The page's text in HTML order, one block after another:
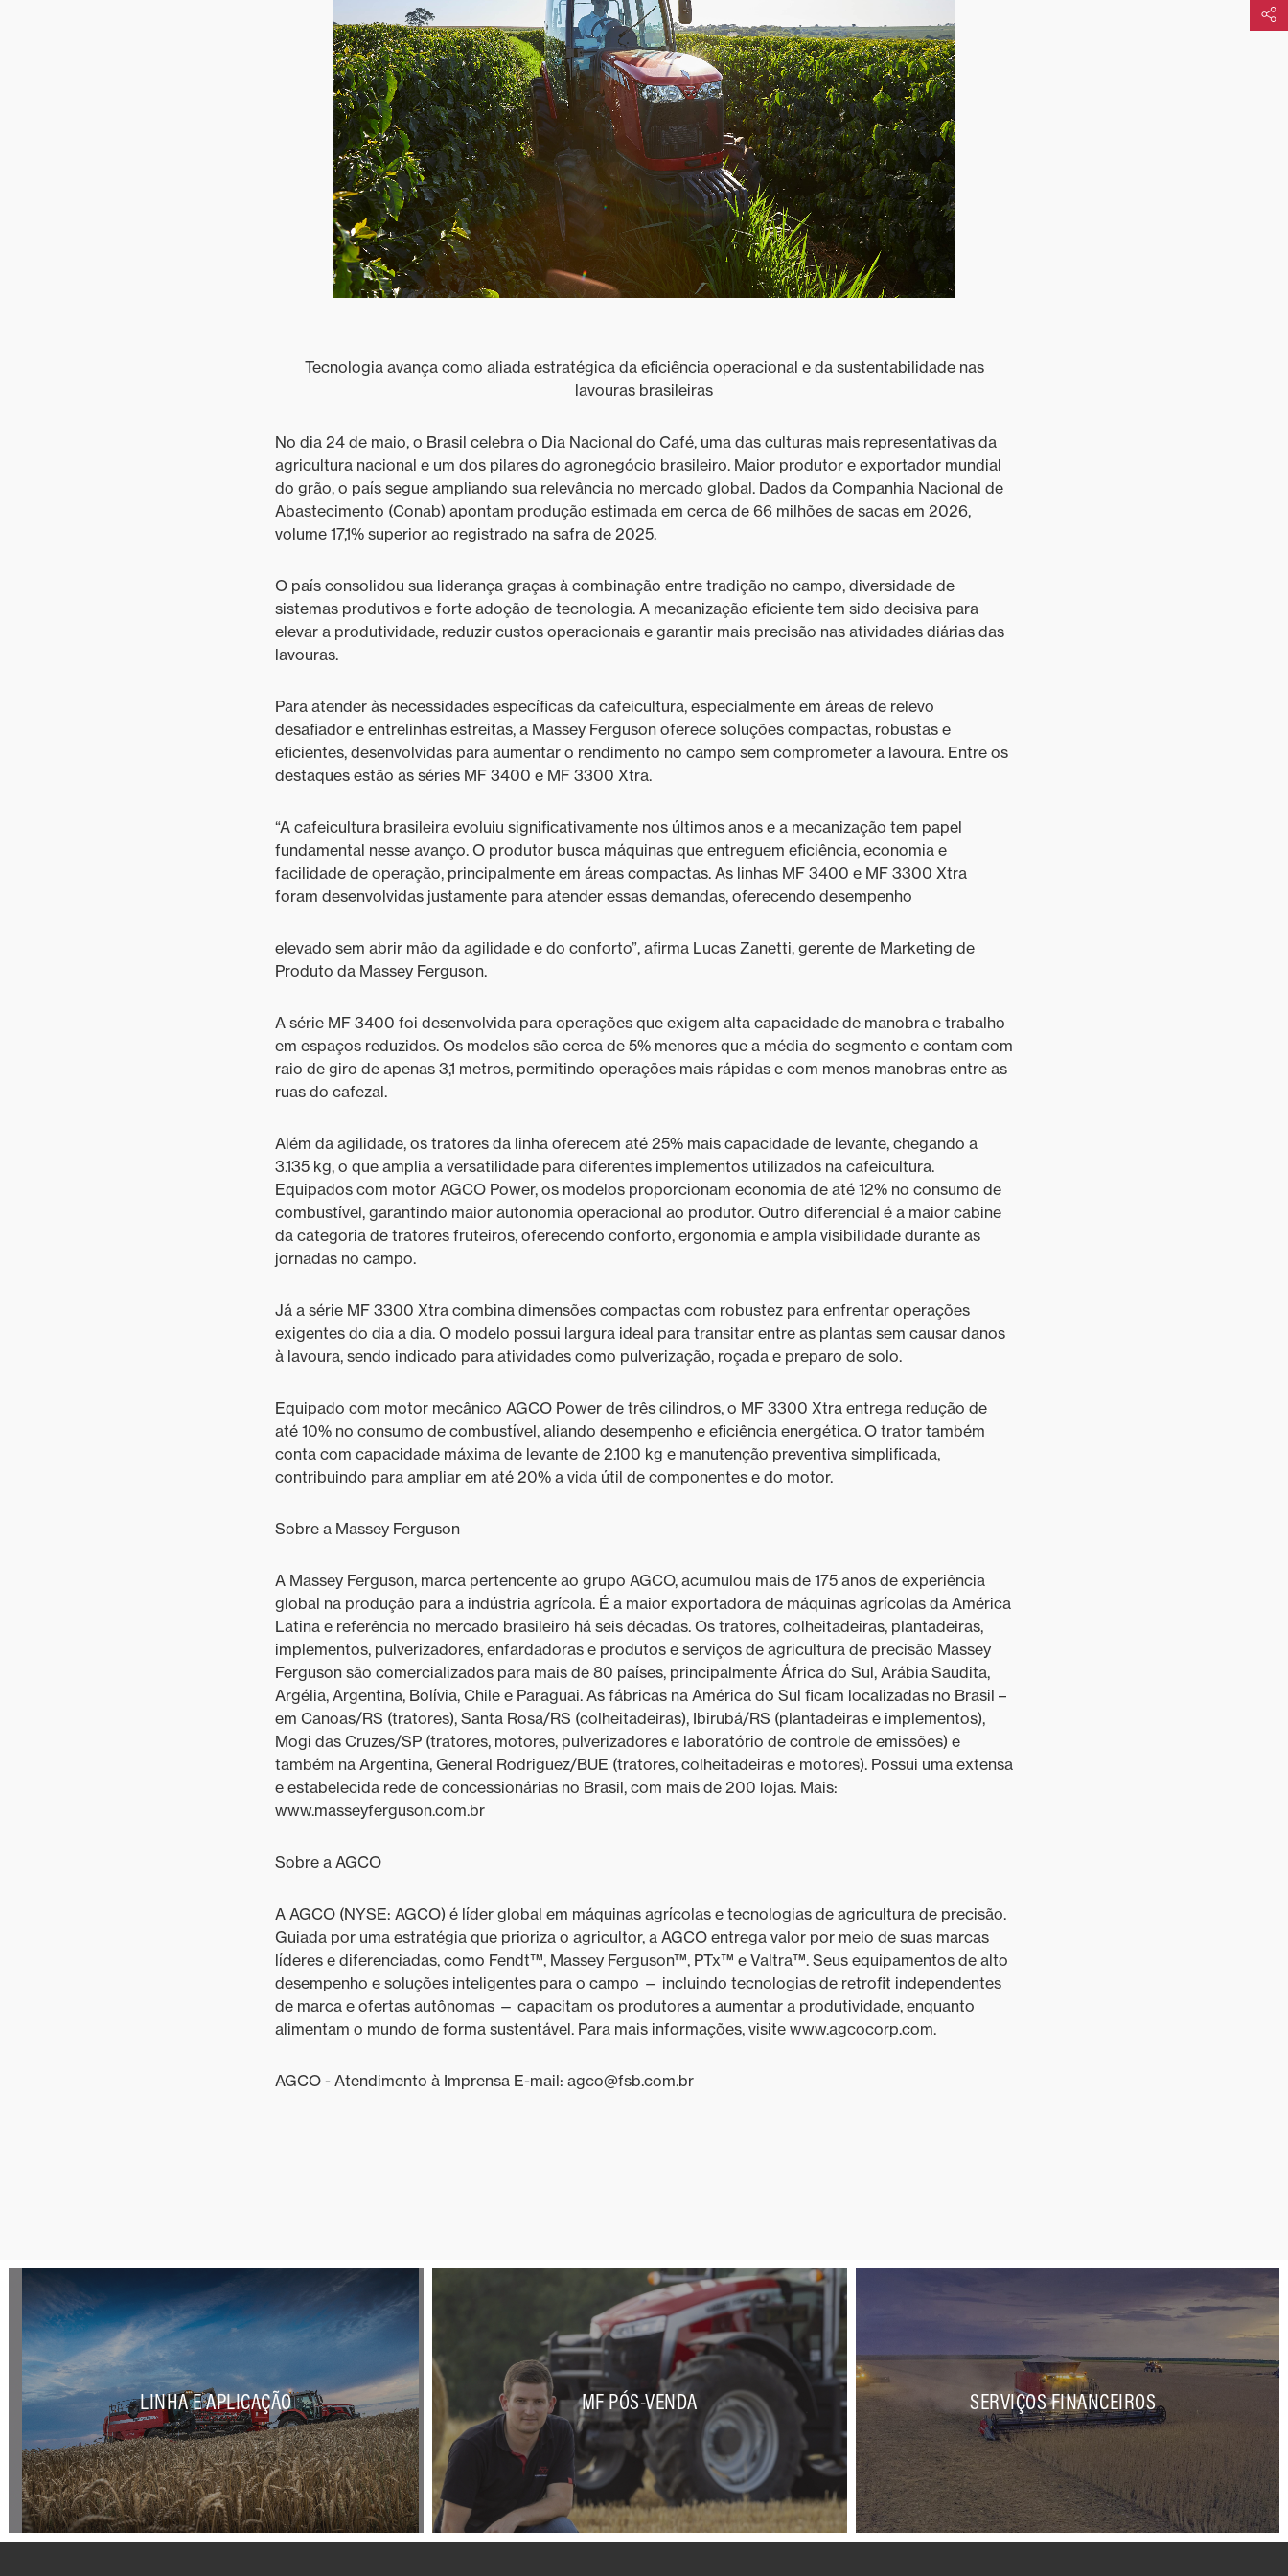
Massey Ferguson apresenta
soluções inteligentes e de alto
desempenho na Bahia Farm
Show
Nova enfardadora da Massey
Ferguson otimiza o processo de
logística da palha da cana-de-
açúcar para geração de energia
limpa
Massey Ferguson apresenta o
trator MF 8S ao mercado
pequenas e médias propriedades
economizam tempo e dinheiro no
campo
Massey Ferguson apresenta
inovações para o campo na
Coopercitrus Expo 2025
Tecnologia de precisão da
Massey Ferguson transforma a
pulverização em aliada da
rentabilidade no campo
evitá-las
Parceria garante formação
gratuita em máquinas agrícolas
Avanço do percentual de
biodiesel no diesel requer
cuidados extras com máquinas
Do arroz à soja, Massey Ferguson
mostra a versatilidade de suas
Força e eficiência das máquinas
agrícolas transformam
Massey Ferguson é a marca mais
bem avaliada entre os
fabricantes de máquinas
agrícolas, revela pesquisa
Fenabrave
Inovação na indústria de
máquinas agrícolas para
enfrentar mudanças climáticas
novas habilidades dos
mecânicos agrícolas
Mecânico de Jataí (GO) está entre
entre os competidores de reality
show da Massey Ferguson
Mecânico de Lucas do Rio Verde
(MT) está entre os competidores
de reality show da Massey
Ferguson
Mecânico de Tangará da Serra
(MT) está entre os competidores
de reality show da Massey
Ferguson
Mecânico de Toledo (PR) está
entre os competidores de reality
show da Massey Ferguson
Master Mechanic chega à
terceira temporada com novos
desafios para equipe de
Mecânicos de Jataí (GO) e Itaú de
Minas (MG) conquistam o
primeiro lugar no Master
Mechanic Brasil
Conforto que move o campo
Plantio eficiente: plantadeiras
determinam qualidade da safra
Dia Mundial do Solo: máquinas
Tecnologia avança como aliada estratégica da eficiência operacional e da sustentabilidade nas
lavouras brasileiras
No dia 24 de maio, o Brasil celebra o Dia Nacional do Café, uma das culturas mais representativas da
agricultura nacional e um dos pilares do agronegócio brasileiro. Maior produtor e exportador mundial
do grão, o país segue ampliando sua relevância no mercado global. Dados da Companhia Nacional de
Abastecimento (Conab) apontam produção estimada em cerca de 66 milhões de sacas em 2026,
volume 17,1% superior ao registrado na safra de 2025.
O país consolidou sua liderança graças à combinação entre tradição no campo, diversidade de
sistemas produtivos e forte adoção de tecnologia. A mecanização eficiente tem sido decisiva para
elevar a produtividade, reduzir custos operacionais e garantir mais precisão nas atividades diárias das
lavouras.
Para atender às necessidades específicas da cafeicultura, especialmente em áreas de relevo
desafiador e entrelinhas estreitas, a Massey Ferguson oferece soluções compactas, robustas e
eficientes, desenvolvidas para aumentar o rendimento no campo sem comprometer a lavoura. Entre os
destaques estão as séries MF 3400 e MF 3300 Xtra.
“A cafeicultura brasileira evoluiu significativamente nos últimos anos e a mecanização tem papel
fundamental nesse avanço. O produtor busca máquinas que entreguem eficiência, economia e
facilidade de operação, principalmente em áreas compactas. As linhas MF 3400 e MF 3300 Xtra
foram desenvolvidas justamente para atender essas demandas, oferecendo desempenho
elevado sem abrir mão da agilidade e do conforto”, afirma Lucas Zanetti, gerente de Marketing de
Produto da Massey Ferguson.
A série MF 3400 foi desenvolvida para operações que exigem alta capacidade de manobra e trabalho
em espaços reduzidos. Os modelos são cerca de 5% menores que a média do segmento e contam com
raio de giro de apenas 3,1 metros, permitindo operações mais rápidas e com menos manobras entre as
ruas do cafezal.
Além da agilidade, os tratores da linha oferecem até 25% mais capacidade de levante, chegando a
3.135 kg, o que amplia a versatilidade para diferentes implementos utilizados na cafeicultura.
Equipados com motor AGCO Power, os modelos proporcionam economia de até 12% no consumo de
combustível, garantindo maior autonomia operacional ao produtor. Outro diferencial é a maior cabine
da categoria de tratores fruteiros, oferecendo conforto, ergonomia e ampla visibilidade durante as
jornadas no campo.
Já a série MF 3300 Xtra combina dimensões compactas com robustez para enfrentar operações
exigentes do dia a dia. O modelo possui largura ideal para transitar entre as plantas sem causar danos
à lavoura, sendo indicado para atividades como pulverização, roçada e preparo de solo.
Equipado com motor mecânico AGCO Power de três cilindros, o MF 3300 Xtra entrega redução de
até 10% no consumo de combustível, aliando desempenho e eficiência energética. O trator também
conta com capacidade máxima de levante de 2.100 kg e manutenção preventiva simplificada,
contribuindo para ampliar em até 20% a vida útil de componentes e do motor.
Sobre a Massey Ferguson
A Massey Ferguson, marca pertencente ao grupo AGCO, acumulou mais de 175 anos de experiência
global na produção para a indústria agrícola. É a maior exportadora de máquinas agrícolas da América
Latina e referência no mercado brasileiro há seis décadas. Os tratores, colheitadeiras, plantadeiras,
implementos, pulverizadores, enfardadoras e produtos e serviços de agricultura de precisão Massey
Ferguson são comercializados para mais de 80 países, principalmente África do Sul, Arábia Saudita,
Argélia, Argentina, Bolívia, Chile e Paraguai. As fábricas na América do Sul ficam localizadas no Brasil –
em Canoas/RS (tratores), Santa Rosa/RS (colheitadeiras), Ibirubá/RS (plantadeiras e implementos),
Mogi das Cruzes/SP (tratores, motores, pulverizadores e laboratório de controle de emissões) e
também na Argentina, General Rodriguez/BUE (tratores, colheitadeiras e motores). Possui uma extensa
e estabelecida rede de concessionárias no Brasil, com mais de 200 lojas. Mais:
www.masseyferguson.com.br
Sobre a AGCO
A AGCO (NYSE: AGCO) é líder global em máquinas agrícolas e tecnologias de agricultura de precisão.
Guiada por uma estratégia que prioriza o agricultor, a AGCO entrega valor por meio de suas marcas
líderes e diferenciadas, como Fendt™, Massey Ferguson™, PTx™ e Valtra™. Seus equipamentos de alto
desempenho e soluções inteligentes para o campo — incluindo tecnologias de retrofit independentes
de marca e ofertas autônomas — capacitam os produtores a aumentar a produtividade, enquanto
alimentam o mundo de forma sustentável. Para mais informações, visite www.agcocorp.com.
AGCO - Atendimento à Imprensa E-mail: agco@fsb.com.br
LINHA E APLICAÇÃO MF PÓS-VENDA SERVIÇOS FINANCEIROS